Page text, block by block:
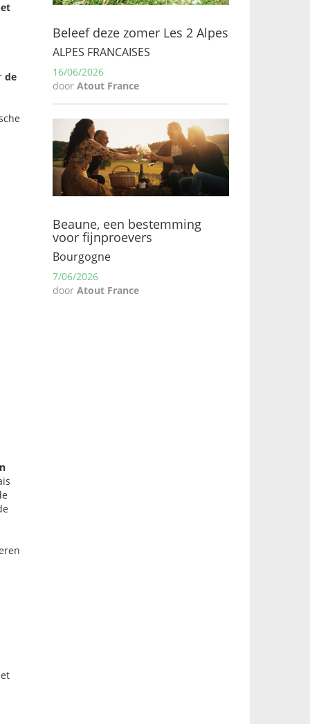
de
Beleef deze zomer Les 2 Alpes
ALPES FRANCAISES
16/06/2026
door Atout France
Beaune, een bestemming
voor fijnproevers
Bourgogne
7/06/2026
door Atout France